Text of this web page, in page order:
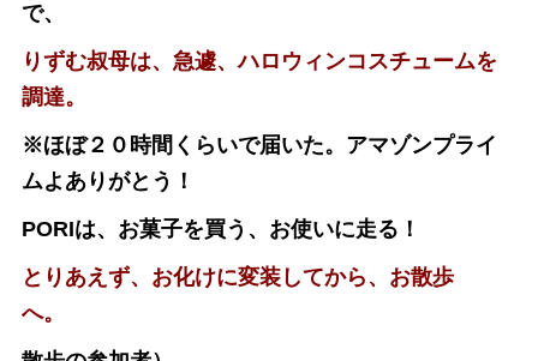
で、
りずむ叔母は、急遽、ハロウィンコスチュームを
調達。
※ほぼ２０時間くらいで届いた。アマゾンプライ
ムよありがとう！
PORIは、お菓子を買う、お使いに走る！
とりあえず、お化けに変装してから、お散歩
へ。